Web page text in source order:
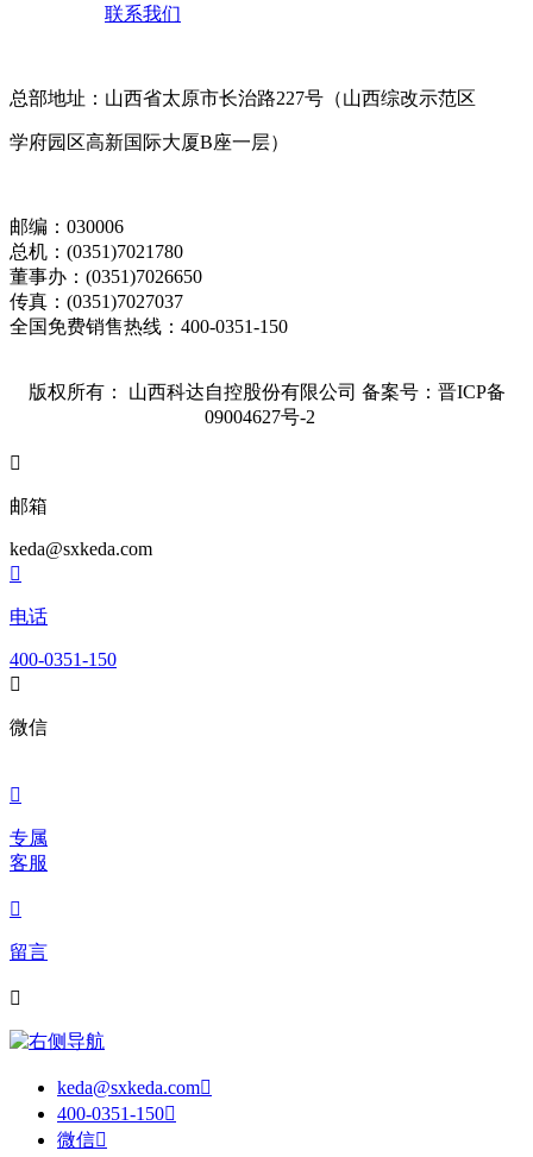
联系我们
总部地址：山西省太原市长治路227号（山西综改示范区
学府园区高新国际大厦B座一层）
邮编：030006
总机：(0351)7021780
董事办：(0351)7026650
传真：(0351)7027037
全国免费销售热线：400-0351-150
版权所有： 山西科达自控股份有限公司 备案号：晋ICP备
09004627号-2

邮箱
keda@sxkeda.com

电话
400-0351-150

微信

专属
客服

留言

keda@sxkeda.com
400-0351-150
微信